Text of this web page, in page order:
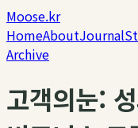
Moose.kr
HomeAboutJournal
Archive
고객의눈: